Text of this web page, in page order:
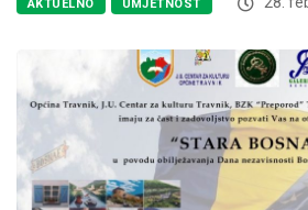
AKTUELNO UMJETNOST